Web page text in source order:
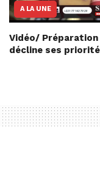
A LA UNE
Vidéo/ Préparation
décline ses